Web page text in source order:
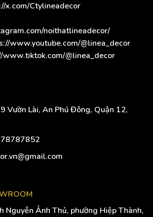
x.com/Ctylineadecor
noithatlineadecor/
www.youtube.com/@linea_decor
www.tiktok.com/@linea_decor
Vườn Lài, An Phú Đông, Quận 12,
Nguyễn Ảnh Thủ, phường Hiệp Thành,